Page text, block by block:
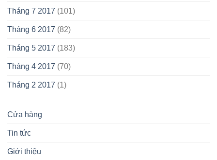
Tháng 7 2017 (101)
Tháng 6 2017 (82)
Tháng 5 2017 (183)
Tháng 4 2017 (70)
Tháng 2 2017 (1)
Cửa hàng
Tin tức
Giới thiệu